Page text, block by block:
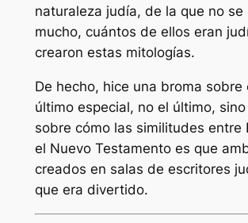
naturaleza judía, de la que no se
mucho, cuántos de ellos eran
crearon estas mitologías.
De hecho, hice una broma sobre
último especial, no el último,
sobre cómo las similitudes entre
el Nuevo Testamento es que
creados en salas de escritores
que era divertido.